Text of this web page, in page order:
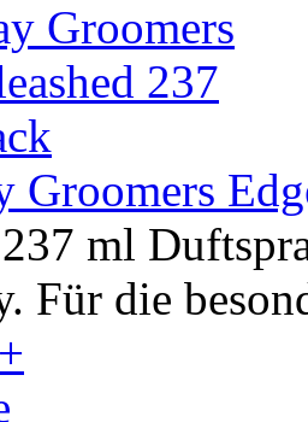
Groomers
ml
Für die